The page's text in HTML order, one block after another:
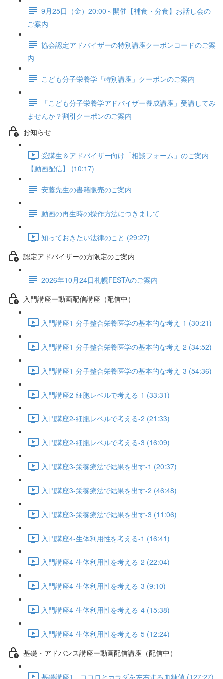
9月25日（金）20:00～開催【補食・分食】お話し会の
ご案内
協会認定アドバイザーの特別講座クーポンコードのご案
内
こども分子栄養学「特別講座」クーポンのご案内
「こども分子栄養学アドバイザー養成講座」受講してみ
ませんか？割引クーポンのご案内
お知らせ
受講生＆アドバイザー向け「相談フォーム」のご案内
【動画配信】 (10:17)
安藤先生の書籍販売のご案内
動画の再生時の操作方法につきまして
知っておきたい法律のこと (29:27)
認定アドバイザーの方限定のご案内
2026年10月24日札幌FESTAのご案内
入門講座ー動画配信講座（配信中）
入門講座1-分子整合栄養医学の基本的な考え-1 (30:21)
入門講座1-分子整合栄養医学の基本的な考え-2 (34:52)
入門講座1-分子整合栄養医学の基本的な考え-3 (54:36)
入門講座2-細胞レベルで考える-1 (33:31)
入門講座2-細胞レベルで考える-2 (21:33)
入門講座2-細胞レベルで考える-3 (16:09)
入門講座3-栄養療法で結果を出す-1 (20:37)
入門講座3-栄養療法で結果を出す-2 (46:48)
入門講座3-栄養療法で結果を出す-3 (11:06)
入門講座4-生体利用性を考える-1 (16:41)
入門講座4-生体利用性を考える-2 (22:04)
入門講座4-生体利用性を考える-3 (9:10)
入門講座4-生体利用性を考える-4 (15:38)
入門講座4-生体利用性を考える-5 (12:24)
基礎・アドバンス講座ー動画配信講座（配信中）
基礎講座1 ココロとカラダを左右する血糖値 (127:27)